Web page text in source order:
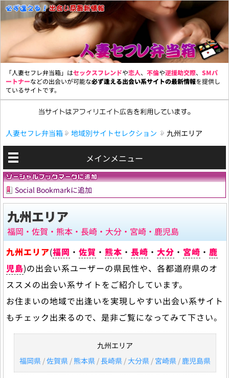
「人妻セフレ弁当箱」はセックスフレンドや恋人、 不倫や逆援助交際、 SMパ
ートナーなどの出会いが可能な必ず逢える出会い系サイトの最新情報を提供し
ているサイトです。
人妻セフレ弁当箱 地域別サイトセレクション 九州エリア
メインメニュー
Social Bookmarkに追加
九州エリア
福岡・佐賀・熊本・長崎・大分・宮崎・鹿児島
九州エリア(福岡 ・ 佐賀 ・ 熊本 ・ 長崎 ・ 大分 ・ 宮崎 ・ 鹿
児島)の出会い系ユーザーの県民性や、各都道府県のオ
ススメの出会い系サイトをご紹介しています。
お住まいの地域で出逢いを実現しやすい出会い系サイト
もチェック出来るので、是非ご覧になってみて下さい。
九州エリア
福岡県 /佐賀県 /熊本県 /長崎県 / 大分県 / 宮崎県 / 鹿児島県